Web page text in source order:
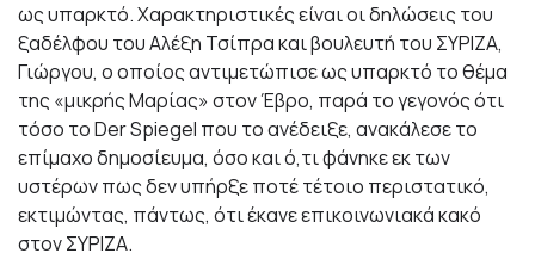
ως υπαρκτό. Χαρακτηριστικές είναι οι δηλώσεις του
ξαδέλφου του Αλέξη Τσίπρα και βουλευτή του ΣΥΡΙΖΑ,
Γιώργου, ο οποίος αντιμετώπισε ως υπαρκτό το θέμα
της «μικρής Μαρίας» στον Έβρο, παρά το γεγονός ότι
τόσο το Der Spiegel που το ανέδειξε, ανακάλεσε το
επίμαχο δημοσίευμα, όσο και ό,τι φάνηκε εκ των
υστέρων πως δεν υπήρξε ποτέ τέτοιο περιστατικό,
εκτιμώντας, πάντως, ότι έκανε επικοινωνιακά κακό
στον ΣΥΡΙΖΑ.